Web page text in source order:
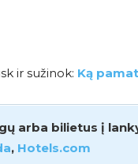
ir sužinok: Ką
arba bilietus į
, Hotels.com